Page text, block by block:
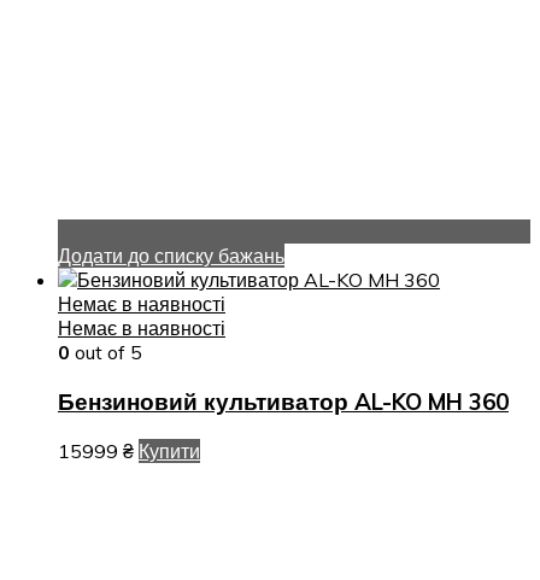
Додати до списку бажань
Немає в наявності
Немає в наявності
0 out of 5
Бензиновий культиватор AL-KO MH 360
15999 ₴ Купити